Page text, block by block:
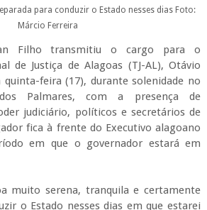
para conduzir o Estado nesses dias Foto:
Márcio Ferreira
Filho transmitiu o cargo para o
de Justiça de Alagoas (TJ-AL), Otávio
quinta-feira (17), durante solenidade no
Palmares, com a presença de
judiciário, políticos e secretários de
fica à frente do Executivo alagoano
em que o governador estará em
muito serena, tranquila e certamente
o Estado nesses dias em que estarei